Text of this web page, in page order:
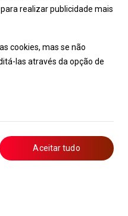
realizar publicidade mais
cookies, mas se não
las através da opção de
Aceitar tudo